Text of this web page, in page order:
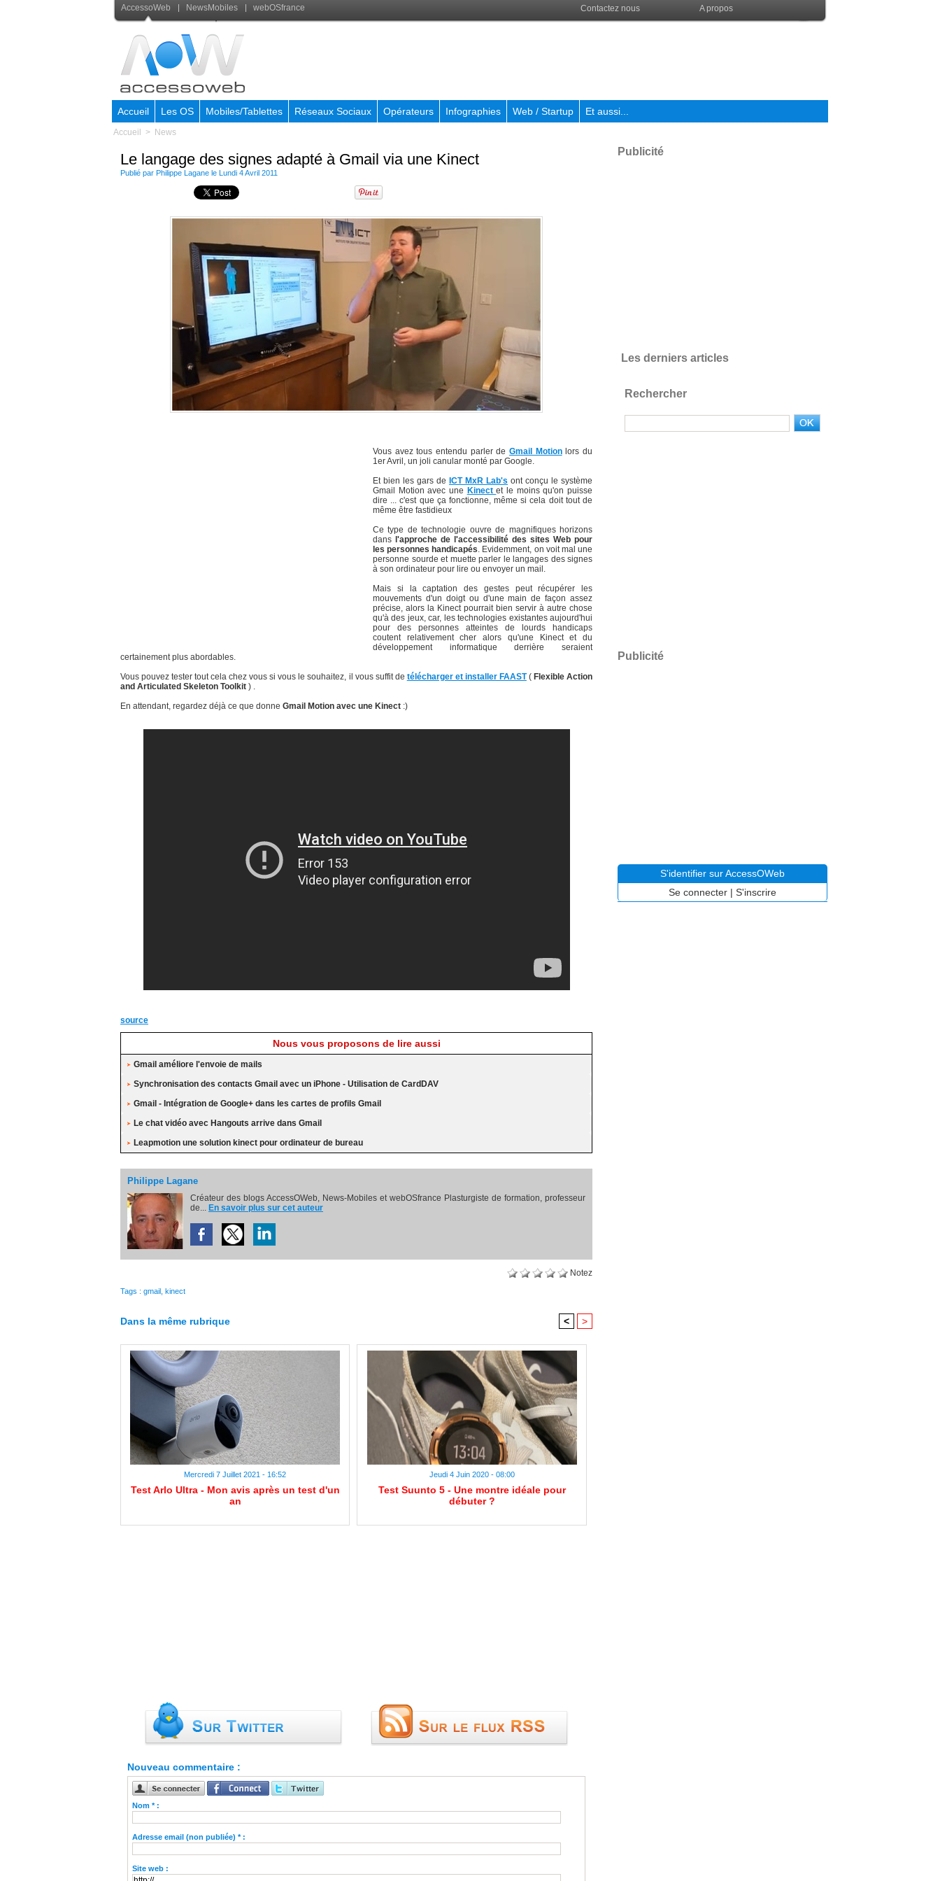
AccessoWeb NewsMobiles webOSfrance Contactez nous A propos
Accueil Les OS Mobiles/Tablettes Réseaux Sociaux Opérateurs Infographies Web / Startup Et aussi...
Accueil > News
Le langage des signes adapté à Gmail via une Kinect
Publié par Philippe Lagane le Lundi 4 Avril 2011
Vous avez tous entendu parler de Gmail Motionlors du
1er Avril, un joli canular monté par Google.
Et bien les gars de ICT MxR Lab's ont conçu le système
Gmail Motion avec une Kinectet le moins qu'on puisse
dire ... c'est que ça fonctionne, même si cela doit tout de
même être fastidieux
Ce type de technologie ouvre de magnifiques horizons
dans l'approche de l'accessibilité des sites Web pour
les personnes handicapés. Evidemment, on voit mal une
personne sourde et muette parler le langages des signes
à son ordinateur pour lire ou envoyer un mail.
Mais si la captation des gestes peut récupérer les
mouvements d'un doigt ou d'une main de façon assez
précise, alors la Kinect pourrait bien servir à autre chose
qu'à des jeux, car, les technologies existantes aujourd'hui
pour des personnes atteintes de lourds handicaps
coutent relativement cher alors qu'une Kinect et du
développement informatique derrière seraient
certainement plus abordables.
Vous pouvez tester tout cela chez vous si vous le souhaitez, il vous suffit de télécharger et installer FAAST( Flexible Action
and Articulated Skeleton Toolkit ) .
En attendant, regardez déjà ce que donne Gmail Motion avec une Kinect :)
source
Nous vous proposons de lire aussi
Gmail améliore l'envoie de mails
Synchronisation des contacts Gmail avec un iPhone - Utilisation de CardDAV
Gmail - Intégration de Google+ dans les cartes de profils Gmail
Le chat vidéo avec Hangouts arrive dans Gmail
Leapmotion une solution kinect pour ordinateur de bureau
Philippe Lagane
Créateur des blogs AccessOWeb, News-Mobiles et webOSfrance Plasturgiste de formation, professeur
de... En savoir plus sur cet auteur
Notez
Tags : gmail kinect
Dans la même rubrique < >
Mercredi 7 Juillet 2021 - 16:52
Test Arlo Ultra - Mon avis après un test d'un
an
Jeudi 4 Juin 2020 - 08:00
Test Suunto 5 - Une montre idéale pour
débuter ?
Nouveau commentaire :
Nom * :
Adresse email (non publiée) * :
Site web :
Publicité
Les derniers articles
Rechercher
Publicité
S'identifier sur AccessOWeb
Se connecter | S'inscrire